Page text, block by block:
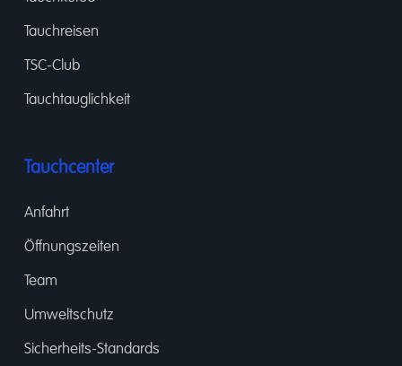
Tauchreisen
TSC-Club
Tauchtauglichkeit
Tauchcenter
Anfahrt
Öffnungszeiten
Team
Umweltschutz
Sicherheits-Standards